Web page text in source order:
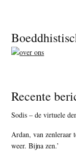
Footer
Recente
Sodis – de virtuele
Ardan, van zenleraar
weer. Bijna zen.’